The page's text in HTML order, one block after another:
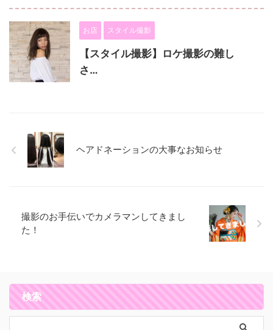
お店 スタイル撮影
【スタイル撮影】ロケ撮影の難し
さ…
ヘアドネーションの大事なお知らせ
撮影のお手伝いでカメラマンしてきまし
た！
検索